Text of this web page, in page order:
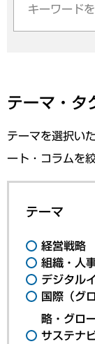
テーマ・タ
テーマを選択い
ート・コラムを
テーマ
経営戦略
組織・人
デジタル
国際（グ
略・グロ
サステナ